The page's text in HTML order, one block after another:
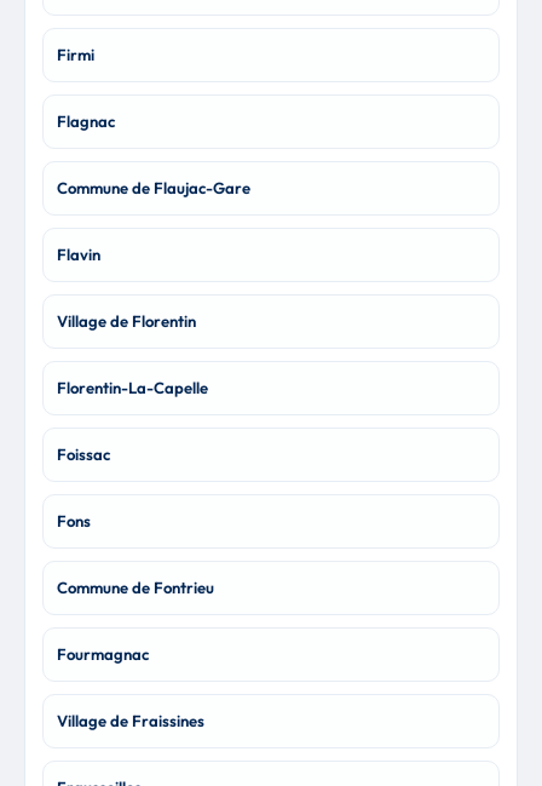
Firmi
Flagnac
Commune de Flaujac-Gare
Flavin
Village de Florentin
Florentin-La-Capelle
Foissac
Fons
Commune de Fontrieu
Fourmagnac
Village de Fraissines